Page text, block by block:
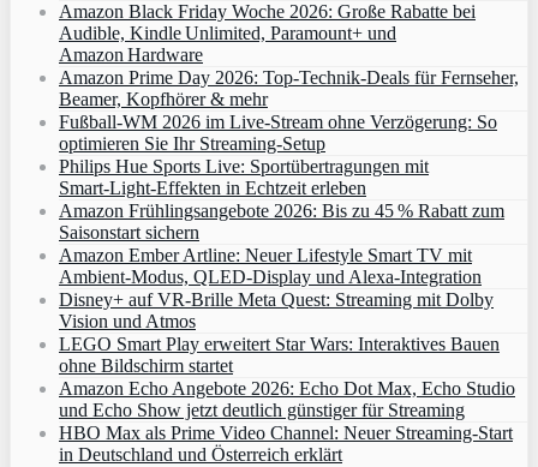
Amazon Black Friday Woche 2026: Große Rabatte bei
Audible, Kindle Unlimited, Paramount+ und
Amazon Hardware
Amazon Prime Day 2026: Top-Technik-Deals für Fernseher,
Beamer, Kopfhörer & mehr
Fußball-WM 2026 im Live-Stream ohne Verzögerung: So
optimieren Sie Ihr Streaming-Setup
Philips Hue Sports Live: Sportübertragungen mit
Smart‑Light‑Effekten in Echtzeit erleben
Amazon Frühlingsangebote 2026: Bis zu 45 % Rabatt zum
Saisonstart sichern
Amazon Ember Artline: Neuer Lifestyle Smart TV mit
Ambient‑Modus, QLED‑Display und Alexa‑Integration
Disney+ auf VR-Brille Meta Quest: Streaming mit Dolby
Vision und Atmos
LEGO Smart Play erweitert Star Wars: Interaktives Bauen
ohne Bildschirm startet
Amazon Echo Angebote 2026: Echo Dot Max, Echo Studio
und Echo Show jetzt deutlich günstiger für Streaming
HBO Max als Prime Video Channel: Neuer Streaming‑Start
in Deutschland und Österreich erklärt